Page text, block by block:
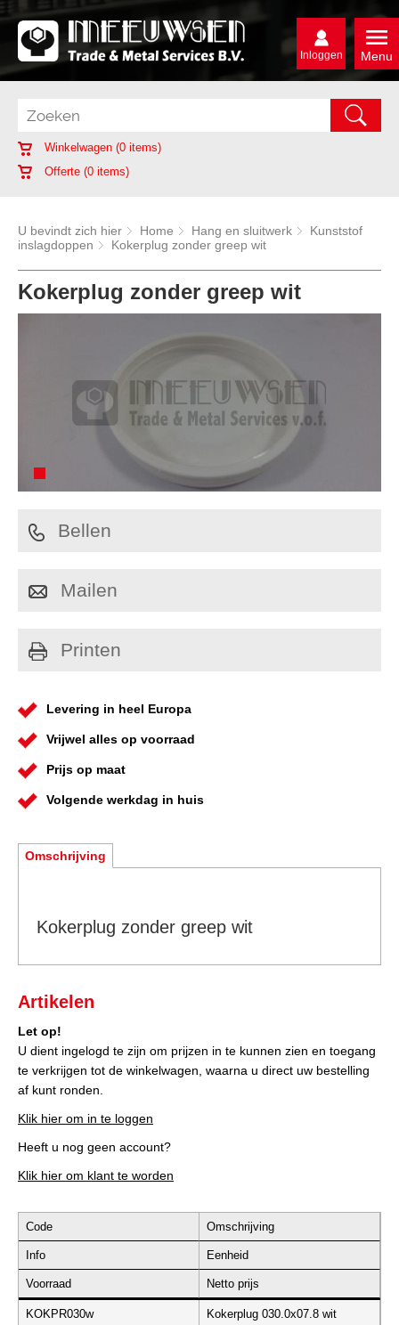
Menu
Inloggen
Winkelwagen (0 items)
Offerte (0 items)
U bevindt zich hier Home Hang en sluitwerk
Kunststof
inslagdoppen
Kokerplug zonder greep wit
Kokerplug zonder greep wit
Bellen
Mailen
Printen
Levering in heel Europa
Vrijwel alles op voorraad
Prijs op maat
Volgende werkdag in huis
Omschrijving
Kokerplug zonder greep wit
Artikelen
Let op!
U dient ingelogd te zijn om prijzen in te kunnen zien en toegang
te verkrijgen tot de winkelwagen, waarna u direct uw bestelling
af kunt ronden.
Klik hier om in te loggen
Heeft u nog geen account?
Klik hier om klant te worden
Code Omschrijving
Info Eenheid
Voorraad Netto prijs
KOKPR030w Kokerplug 030.0x07.8 wit